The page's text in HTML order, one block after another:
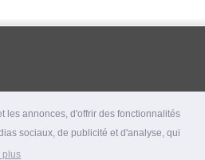
les annonces, d'offrir des fonctionnalités
sociaux, de publicité et d'analyse, qui
plus